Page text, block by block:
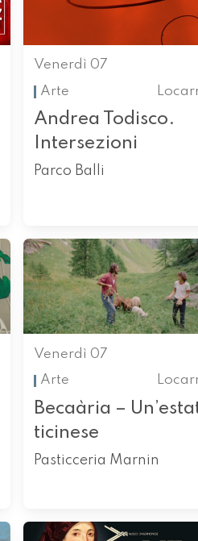
Venerdì 07
Arte
Andrea Todisco.
Intersezioni
Parco Balli
Venerdì 07
Arte
Becaària –
ticinese
Pasticceria Marnin